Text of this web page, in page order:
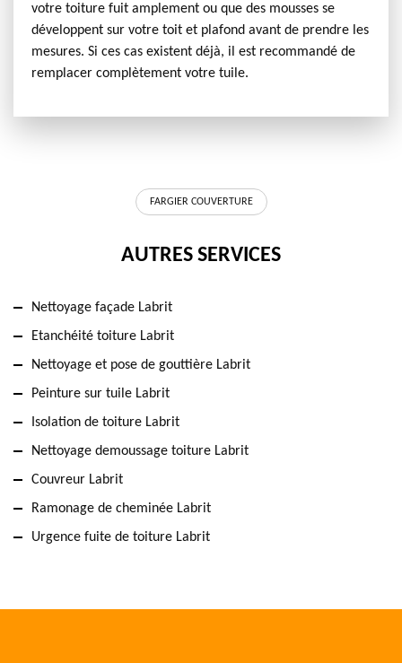
votre toiture fuit amplement ou que des mousses se
développent sur votre toit et plafond avant de prendre les
mesures. Si ces cas existent déjà, il est recommandé de
remplacer complètement votre tuile.
FARGIER COUVERTURE
AUTRES SERVICES
Nettoyage façade Labrit
Etanchéité toiture Labrit
Nettoyage et pose de gouttière Labrit
Peinture sur tuile Labrit
Isolation de toiture Labrit
Nettoyage demoussage toiture Labrit
Couvreur Labrit
Ramonage de cheminée Labrit
Urgence fuite de toiture Labrit